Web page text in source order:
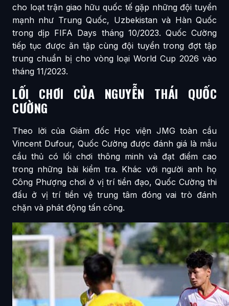
cho loạt trận giao hữu quốc tế gặp những đội tuyển
mạnh như Trung Quốc, Uzbekistan và Hàn Quốc
trong dịp FIFA Days tháng 10/2023. Quốc Cường
tiếp tục được ăn tập cùng đội tuyển trong đợt tập
trung chuẩn bị cho vòng loại World Cup 2026 vào
tháng 11/2023.
LỐI CHƠI CỦA NGUYỄN THÁI QUỐC
CƯỜNG
Theo lời của Giám đốc Học viện JMG toàn cầu
Vincent Dufour, Quốc Cường được đánh giá là mẫu
cầu thủ có lối chơi thông minh và đạt điểm cao
trong những bài kiểm tra. Khác với người anh họ
Công Phượng chơi ở vị trí tiền đạo, Quốc Cường thi
đấu ở vị trí tiền vệ trung tâm đóng vai trò đánh
chặn và phát động tấn công.